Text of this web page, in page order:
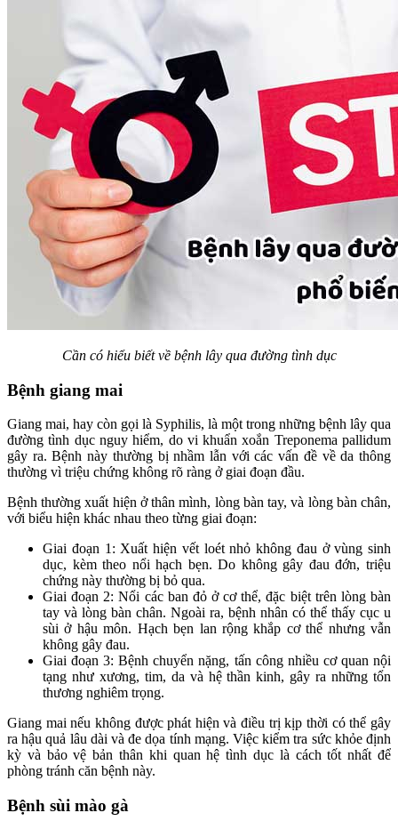
Cần có hiểu biết về bệnh lây qua đường tình dục
Bệnh giang mai
Giang mai, hay còn gọi là Syphilis, là một trong những bệnh lây qua
đường tình dục nguy hiểm, do vi khuẩn xoắn Treponema pallidum
gây ra. Bệnh này thường bị nhầm lẫn với các vấn đề về da thông
thường vì triệu chứng không rõ ràng ở giai đoạn đầu.
Bệnh thường xuất hiện ở thân mình, lòng bàn tay, và lòng bàn chân,
với biểu hiện khác nhau theo từng giai đoạn:
Giai đoạn 1: Xuất hiện vết loét nhỏ không đau ở vùng sinh
dục, kèm theo nổi hạch bẹn. Do không gây đau đớn, triệu
chứng này thường bị bỏ qua.
Giai đoạn 2: Nổi các ban đỏ ở cơ thể, đặc biệt trên lòng bàn
tay và lòng bàn chân. Ngoài ra, bệnh nhân có thể thấy cục u
sùi ở hậu môn. Hạch bẹn lan rộng khắp cơ thể nhưng vẫn
không gây đau.
Giai đoạn 3: Bệnh chuyển nặng, tấn công nhiều cơ quan nội
tạng như xương, tim, da và hệ thần kinh, gây ra những tổn
thương nghiêm trọng.
Giang mai nếu không được phát hiện và điều trị kịp thời có thể gây
ra hậu quả lâu dài và đe dọa tính mạng. Việc kiểm tra sức khỏe định
kỳ và bảo vệ bản thân khi quan hệ tình dục là cách tốt nhất để
phòng tránh căn bệnh này.
Bệnh sùi mào gà